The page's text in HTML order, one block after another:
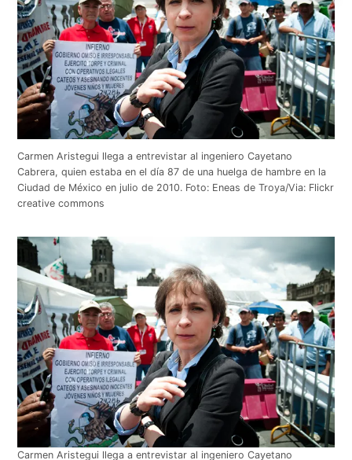
Carmen Aristegui llega a entrevistar al ingeniero Cayetano
Cabrera, quien estaba en el día 87 de una huelga de hambre en la
Ciudad de México en julio de 2010. Foto: Eneas de Troya/Via: Flickr
creative commons
Carmen Aristegui llega a entrevistar al ingeniero Cayetano